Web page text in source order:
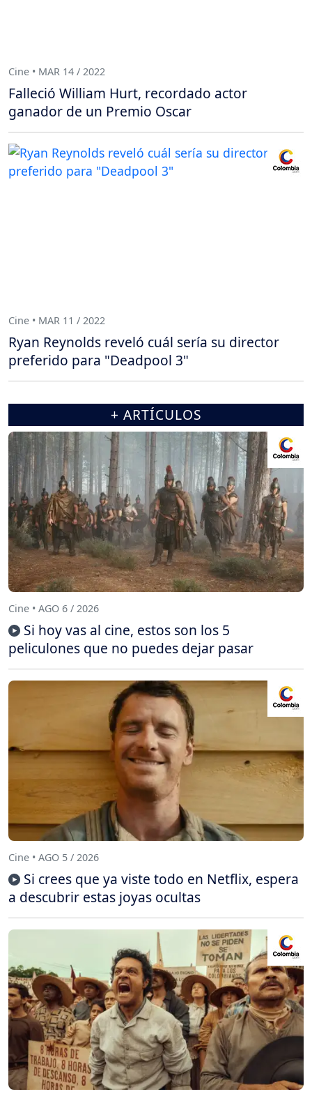
Cine • MAR 14 / 2022
Falleció William Hurt, recordado actor
ganador de un Premio Oscar
Cine • MAR 11 / 2022
Ryan Reynolds reveló cuál sería su director
preferido para "Deadpool 3"
+ ARTÍCULOS
Cine • AGO 6 / 2026
Si hoy vas al cine, estos son los 5
peliculones que no puedes dejar pasar
Cine • AGO 5 / 2026
Si crees que ya viste todo en Netflix, espera
a descubrir estas joyas ocultas